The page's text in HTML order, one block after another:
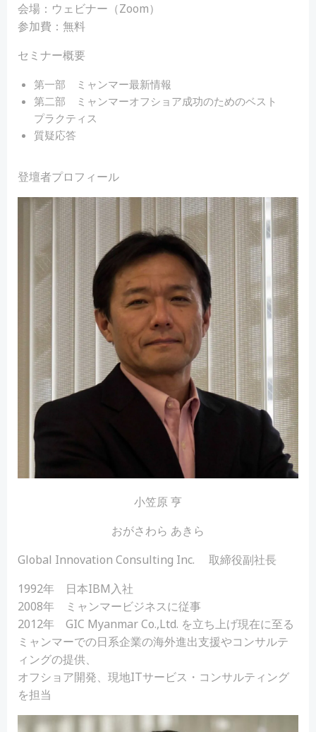
会場：ウェビナー（Zoom）
参加費：無料
セミナー概要
第一部 ミャンマー最新情報
第二部 ミャンマーオフショア成功のためのベスト
プラクティス
質疑応答
登壇者プロフィール
小笠原 亨
おがさわら あきら
Global Innovation Consulting Inc. 取締役副社長
1992年 日本IBM入社
2008年 ミャンマービジネスに従事
2012年 GIC Myanmar Co.,Ltd. を立ち上げ現在に至る
ミャンマーでの日系企業の海外進出支援やコンサルテ
ィングの提供、
オフショア開発、現地ITサービス・コンサルティング
を担当